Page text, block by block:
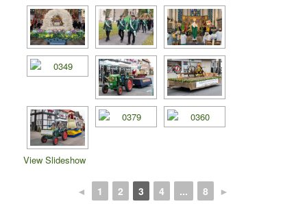
View Slideshow
◄ 1 2 3 4 ... 8 ►